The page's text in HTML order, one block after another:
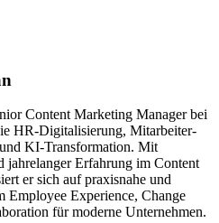
Content Marketing Manager bei
HR-Digitalisierung, Mitarbeiter-
KI-Transformation. Mit
jahrelanger Erfahrung im Content
er sich auf praxisnahe und
Employee Experience, Change
für moderne Unternehmen.